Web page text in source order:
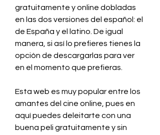
gratuitamente y online dobladas
en las dos versiones del español: el
de España y el latino. De igual
manera, si así lo prefieres tienes la
opción de descargarlas para ver
en el momento que prefieras.
Esta web es muy popular entre los
amantes del cine online, pues en
aquí puedes deleitarte con una
buena peli gratuitamente y sin